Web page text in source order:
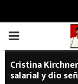
PRIMARY
MENU
Cristina
salarial y dio